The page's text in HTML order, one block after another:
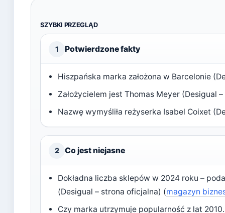
SZYBKI PRZEGLĄD
1 Potwierdzone fakty
Hiszpańska marka założona w Barcelonie
Założycielem jest Thomas Meyer (Desigual
Nazwę wymyśliła reżyserka Isabel Coixet
2 Co jest niejasne
Dokładna liczba sklepów w 2024 roku –
(Desigual – strona oficjalna) (magazyn
Czy marka utrzymuje popularność z lat